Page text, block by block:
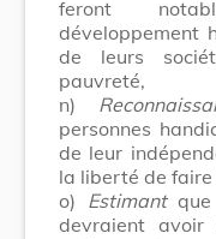
feront
développement
de leurs
pauvreté,
n)
personnes
de leur
la liberté de
o) Estimantque
devraient